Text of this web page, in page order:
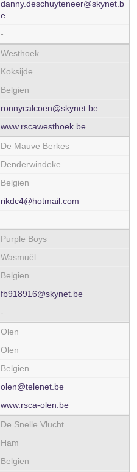
danny.deschuyteneer@skynet.b
e
-
Westhoek
Koksijde
Belgien
ronnycalcoen@skynet.be
www.rscawesthoek.be
De Mauve Berkes
Denderwindeke
Belgien
rikdc4@hotmail.com
Purple Boys
Wasmuël
Belgien
fb918916@skynet.be
-
Olen
Olen
Belgien
olen@telenet.be
www.rsca-olen.be
De Snelle Vlucht
Ham
Belgien